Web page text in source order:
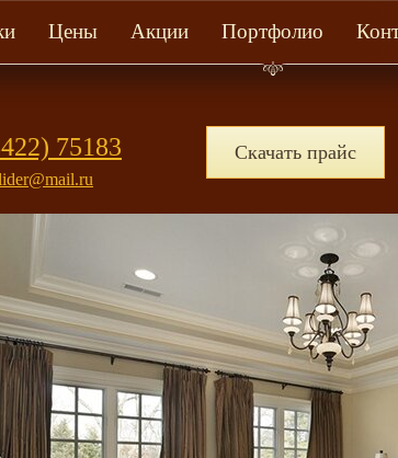
Цены Акции Портфолио
75183 Скачать прайс